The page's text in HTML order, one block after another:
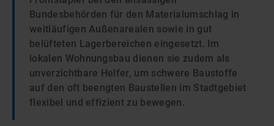
Bundesbehörden für den Materialumschlag in
weitläufigen Außenarealen sowie in gut
belüfteten Lagerbereichen eingesetzt. Im
lokalen Wohnungsbau dienen sie zudem als
unverzichtbare Helfer, um schwere Baustoffe
auf den oft beengten Baustellen im Stadtgebiet
flexibel und effizient zu bewegen.